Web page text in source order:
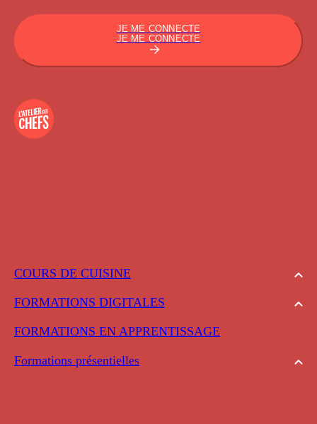
COURS DE CUISINE
FORMATIONS DIGITALES
FORMATIONS EN APPRENTISSAGE
Formations présentielles
JE ME CONNECTE
JE ME CONNECTE